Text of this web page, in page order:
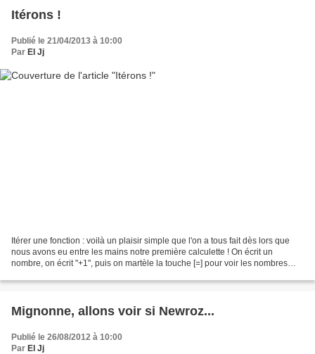
Itérons !
Publié le 21/04/2013 à 10:00
Par El Jj
Itérer une fonction : voilà un plaisir simple que l'on a tous fait dès lors que
nous avons eu entre les mains notre première calculette ! On écrit un
nombre, on écrit "+1", puis on martèle la touche [=] pour voir les nombres
Mignonne, allons voir si Newroz...
Publié le 26/08/2012 à 10:00
Par El Jj